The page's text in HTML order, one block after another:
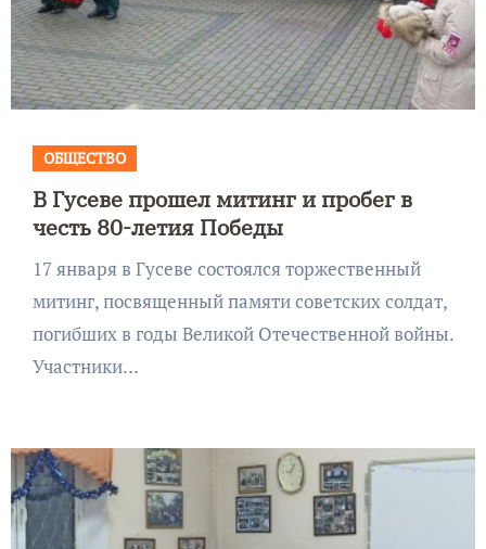
ОБЩЕСТВО
В Гусеве прошел митинг и пробег в
честь 80-летия Победы
17 января в Гусеве состоялся торжественный
митинг, посвященный памяти советских солдат,
погибших в годы Великой Отечественной войны.
Участники…